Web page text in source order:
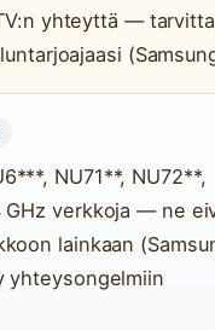
yhteyttä —
NU71**, NU72**,
GHz verkkoja — ne
lainkaan
yhteysongelmiin